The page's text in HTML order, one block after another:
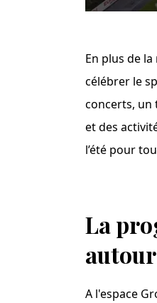
En plus de
célébrer le
concerts, un
et des
l’été pour
La
A l'espace